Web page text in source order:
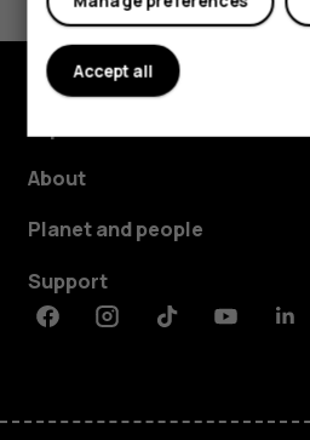
Sí No
About
Planet and people
Support
FacebookInstagramTiktokYoutube
Accept all